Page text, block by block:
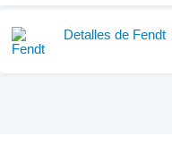
Detalles de Fendt